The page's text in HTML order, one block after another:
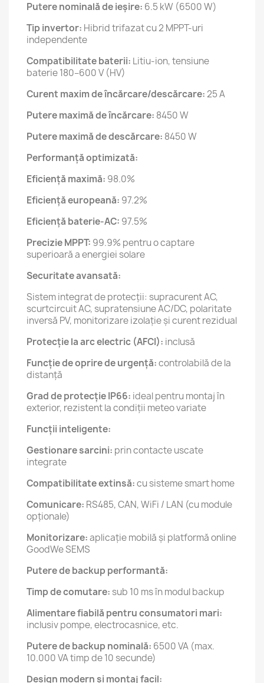
Putere nominală de ieșire: 6.5 kW (6500 W)
Tip invertor: Hibrid trifazat cu 2 MPPT-uri
independente
Compatibilitate baterii: Litiu-ion, tensiune
baterie 180–600 V (HV)
Curent maxim de încărcare/descărcare:25 A
Putere maximă de încărcare: 8450 W
Putere maximă de descărcare: 8450 W
Performanță optimizată:
Eficiență maximă: 98.0%
Eficiență europeană: 97.2%
Eficiență baterie-AC: 97.5%
Precizie MPPT: 99.9% pentru o captare
superioară a energiei solare
Securitate avansată:
Sistem integrat de protecții: supracurent AC,
scurtcircuit AC, supratensiune AC/DC, polaritate
inversă PV, monitorizare izolație și curent rezidual
Protecție la arc electric (AFCI): inclusă
Funcție de oprire de urgență:controlabilă de la
distanță
Grad de protecție IP66: ideal pentru montaj în
exterior, rezistent la condiții meteo variate
Funcții inteligente:
Gestionare sarcini: prin contacte uscate
integrate
Compatibilitate extinsă:cu sisteme smart home
Comunicare: RS485, CAN, WiFi / LAN (cu module
opționale)
Monitorizare:aplicație mobilă și platformă online
GoodWe SEMS
Putere de backup performantă:
Timp de comutare: sub 10 ms în modul backup
Alimentare fiabilă pentru consumatori mari:
inclusiv pompe, electrocasnice, etc.
Putere de backup nominală: 6500 VA (max.
10.000 VA timp de 10 secunde)
Design modern și montaj facil: